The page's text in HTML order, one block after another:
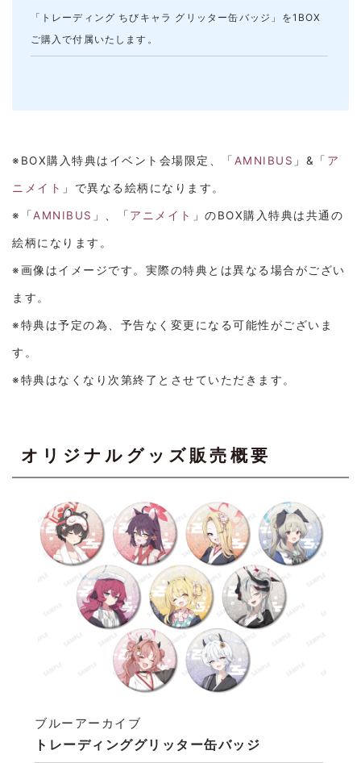
「トレーディング ちびキャラ グリッター缶バッジ」を1BOX
ご購入で付属いたします。
※BOX購入特典はイベント会場限定、「 AMNIBUS 」&「 ア
ニメイト 」で異なる絵柄になります。
※「AMNIBUS 」、「 アニメイト 」のBOX購入特典は共通の
絵柄になります。
※画像はイメージです。実際の特典とは異なる場合がござい
ます。
※特典は予定の為、予告なく変更になる可能性がございま
す。
※特典はなくなり次第終了とさせていただきます。
オリジナルグッズ販売概要
トレーディンググリッター缶バッジ
ブルーアーカイブ